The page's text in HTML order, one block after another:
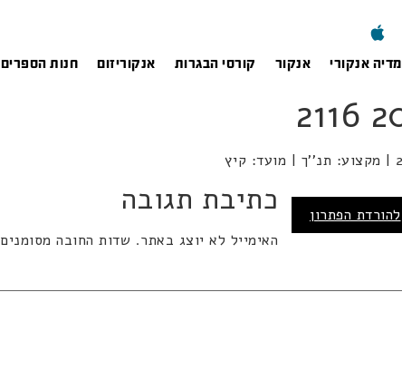
מדיה אנקורי אנקור קורסי הבגרות אנקוריזום חנות הספרים
להורדת הפתרון כתיבת תגובה
האימייל לא יוצג באתר. שדות החובה מסומנים